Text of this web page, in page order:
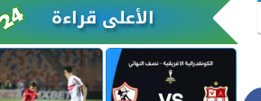
الأعلى قراءة